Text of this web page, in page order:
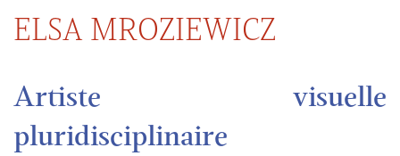
ELSA MROZIEWICZ
Artiste visuelle
pluridisciplinaire